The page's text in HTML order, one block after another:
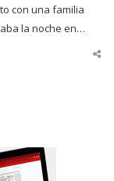
con una familia
la noche en…